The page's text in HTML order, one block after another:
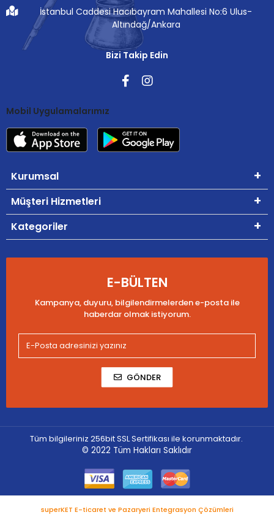
İstanbul Caddesi Hacıbayram Mahallesi No:6 Ulus-
Altındağ/Ankara
Bizi Takip Edin
Mobil Uygulamalarımız
Kurumsal
Müşteri Hizmetleri
Kategoriler
E-BÜLTEN
Kampanya, duyuru, bilgilendirmelerden e-posta ile
haberdar olmak istiyorum.
GÖNDER
Tüm bilgileriniz 256bit SSL Sertifikası ile korunmaktadır.
© 2022 Tüm Hakları Saklıdır
superKET E-ticaret ve Pazaryeri Entegrasyon Çözümleri